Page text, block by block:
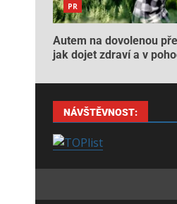
PR
Autem na dovolenou
jak dojet zdraví a v
NÁVŠTĚVNOST: